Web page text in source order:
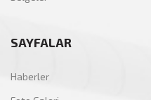
SAYFALAR
Haberler